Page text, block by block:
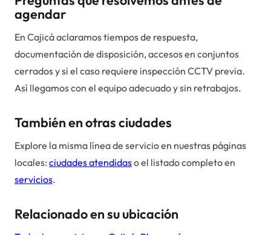
agendar
En Cajicá aclaramos tiempos de respuesta,
documentación de disposición, accesos en conjuntos
cerrados y si el caso requiere inspección CCTV previa.
Así llegamos con el equipo adecuado y sin retrabajos.
También en otras ciudades
Explore la misma línea de servicio en nuestras páginas
locales: ciudades atendidaso el listado completo en
servicios.
Relacionado en su ubicación